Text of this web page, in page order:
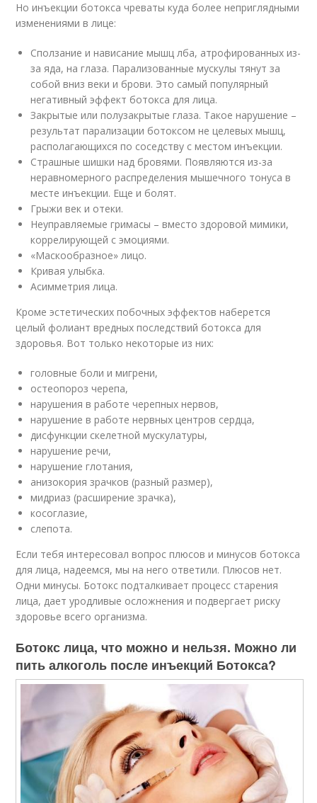
Но инъекции ботокса чреваты куда более неприглядными
изменениями в лице:
Сползание и нависание мышц лба, атрофированных из-
за яда, на глаза. Парализованные мускулы тянут за
собой вниз веки и брови. Это самый популярный
негативный эффект ботокса для лица.
Закрытые или полузакрытые глаза. Такое нарушение –
результат парализации ботоксом не целевых мышц,
располагающихся по соседству с местом инъекции.
Страшные шишки над бровями. Появляются из-за
неравномерного распределения мышечного тонуса в
месте инъекции. Еще и болят.
Грыжи век и отеки.
Неуправляемые гримасы – вместо здоровой мимики,
коррелирующей с эмоциями.
«Маскообразное» лицо.
Кривая улыбка.
Асимметрия лица.
Кроме эстетических побочных эффектов наберется
целый фолиант вредных последствий ботокса для
здоровья. Вот только некоторые из них:
головные боли и мигрени,
остеопороз черепа,
нарушения в работе черепных нервов,
нарушение в работе нервных центров сердца,
дисфункции скелетной мускулатуры,
нарушение речи,
нарушение глотания,
анизокория зрачков (разный размер),
мидриаз (расширение зрачка),
косоглазие,
слепота.
Если тебя интересовал вопрос плюсов и минусов ботокса
для лица, надеемся, мы на него ответили. Плюсов нет.
Одни минусы. Ботокс подталкивает процесс старения
лица, дает уродливые осложнения и подвергает риску
здоровье всего организма.
Ботокс лица, что можно и нельзя. Можно ли
пить алкоголь после инъекций Ботокса?